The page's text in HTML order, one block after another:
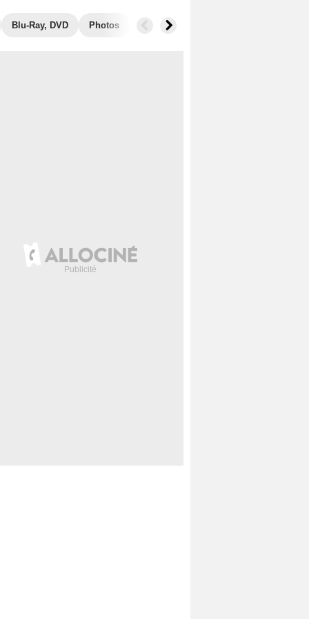
Blu-Ray, DVD Photos Musique